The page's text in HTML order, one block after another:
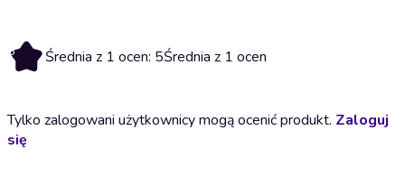
5 Średnia z 1 ocen: 5Średnia z 1 ocen
Tylko zalogowani użytkownicy mogą ocenić produkt. Zaloguj
się